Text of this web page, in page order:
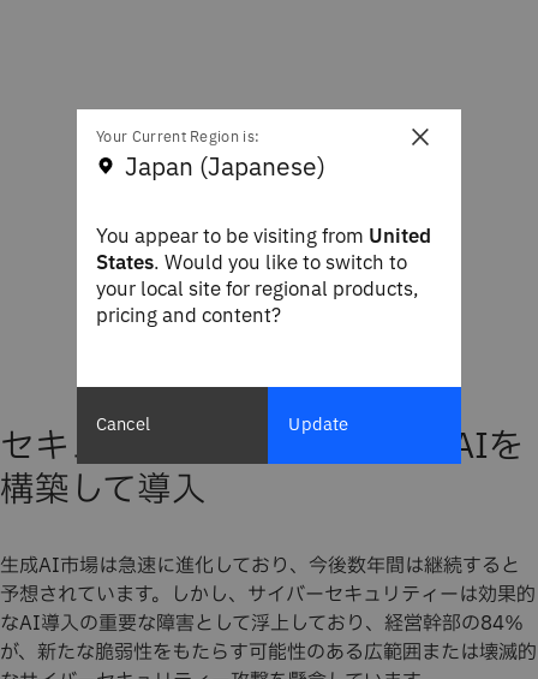
セキュアで安全、信頼できるAIを
構築して導入
生成AI市場は急速に進化しており、今後数年間は継続すると
予想されています。しかし、サイバーセキュリティーは効果的
なAI導入の重要な障害として浮上しており、経営幹部の84％
が、新たな脆弱性をもたらす可能性のある広範囲または壊滅的
×
Your Current Region is:
Japan (Japanese)
You appear to be visiting from United
States. Would you like to switch to
your local site for regional products,
pricing and content?
Cancel Update